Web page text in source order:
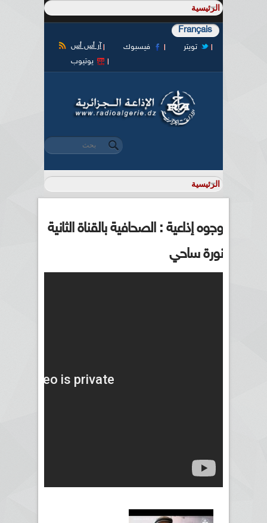
Français
آر أس أس فيسبوك
تويتر
يوتيوب
استمارة البحث
‏بحث ‏
وجوه إذاعية : الصحافية بالقناة الثانية
نورة ساحي